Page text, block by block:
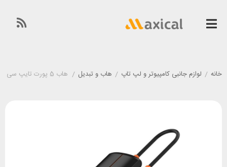
خانه / لوازم جانبی کامپیوتر و لپ تاپ / هاب و تبدیل / هاب 5 پورت تایپ سی الدینیو LDINO DS-25U توان 100 وات